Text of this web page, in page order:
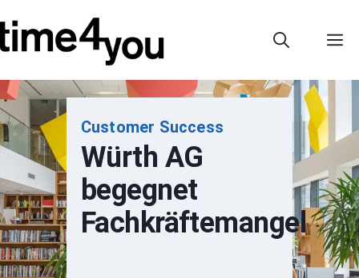
Inhalt
springen
Customer Success
Würth AG
begegnet
Fachkräftemangel